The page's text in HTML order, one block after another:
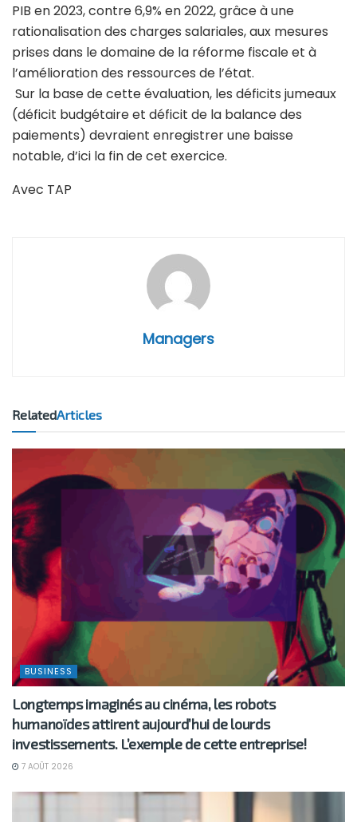
PIB en 2023, contre 6,9% en 2022, grâce à une
rationalisation des charges salariales, aux mesures
prises dans le domaine de la réforme fiscale et à
l’amélioration des ressources de l’état.
Sur la base de cette évaluation, les déficits jumeaux
(déficit budgétaire et déficit de la balance des
paiements) devraient enregistrer une baisse
notable, d’ici la fin de cet exercice.
Avec TAP
Managers
RelatedArticles
BUSINESS
Longtemps imaginés au cinéma, les robots
humanoïdes attirent aujourd’hui de lourds
investissements. L’exemple de cette entreprise!
7 AOÛT 2026